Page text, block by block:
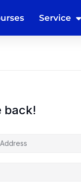
Service
back!